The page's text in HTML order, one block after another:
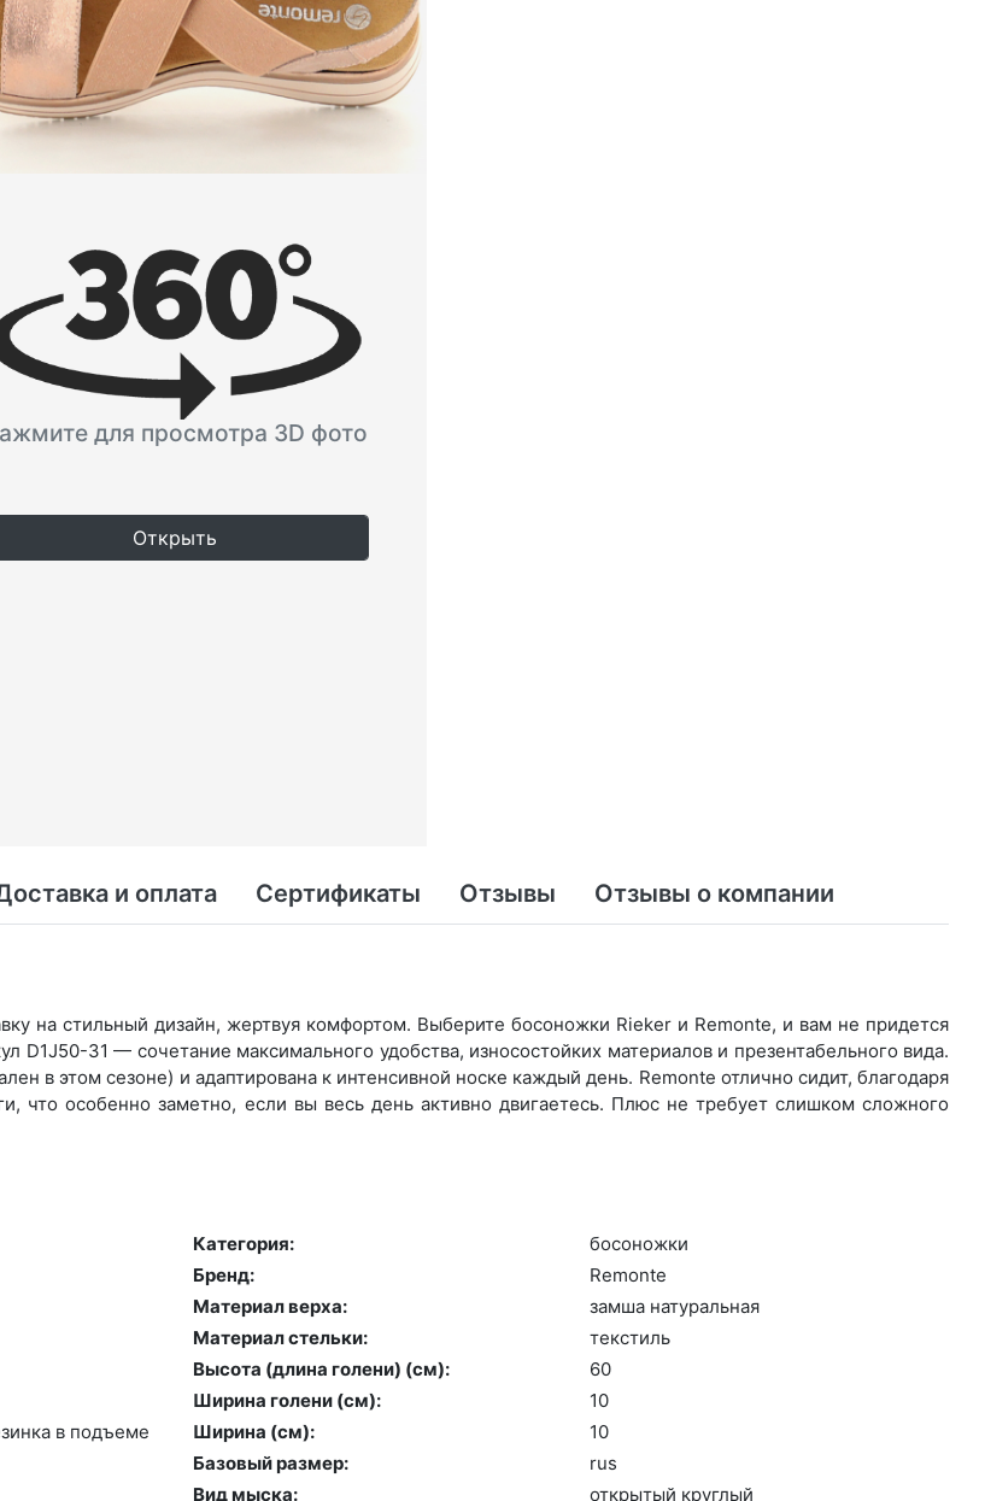
для просмотра 3D фото
Открыть
и оплата Сертификаты Отзывы Отзывы о компании
на стильный дизайн, жертвуя комфортом. Выберите бо­сонож­ки Rieker и Remonte, и вам не придется
31 — сочетание максимального удобства, износостойких материалов и презентабельного вида.
в этом сезоне) и адаптирована к интенсивной носке каждый день. Re­mon­te отлично сидит, благодаря
что особенно заметно, если вы весь день активно двигаетесь. Плюс не требует слишком сложного
Категория:
бо­сонож­ки
Бренд:
Re­mon­te
Материал верха:
зам­ша на­тураль­ная
Материал стельки:
текс­тиль
Высота (длина голени) (cм):
60
Ширина голени (см):
10
в подъ­еме Ширина (см):
10
Базовый размер:
rus
Вид мыска: отк­ры­тый круг­лый